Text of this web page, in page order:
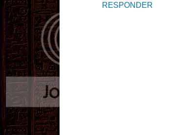
RESPONDER